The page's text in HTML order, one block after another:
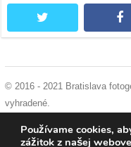
© 2016 - 2021 Bratislava
vyhradené.
cookies
Používame cookies,
zážitok z našej